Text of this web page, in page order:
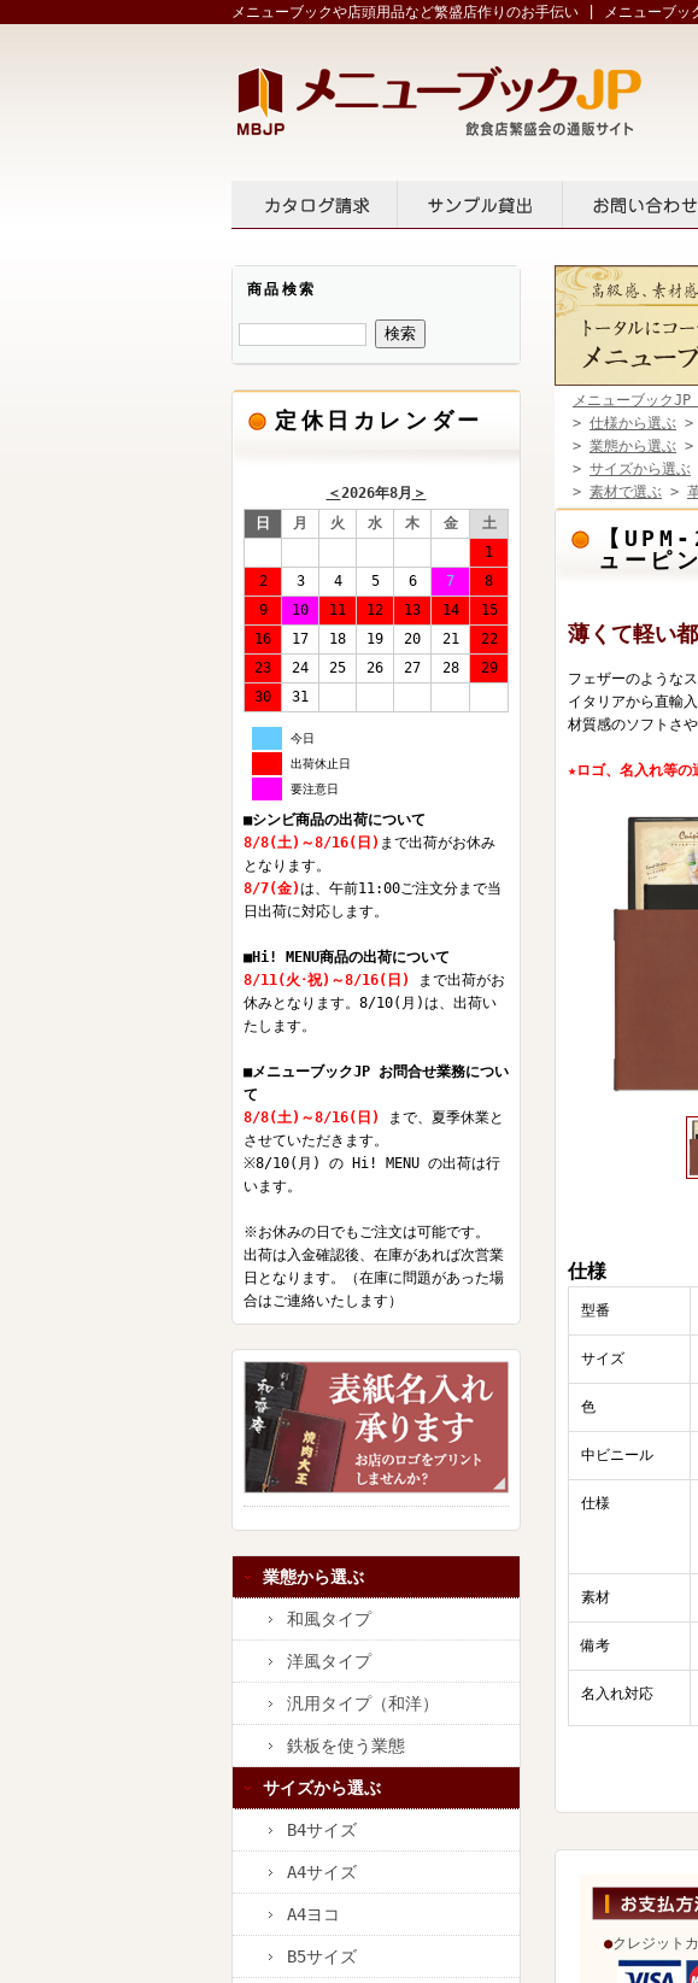
メニューブックや店頭用品など繁盛店作りのお手伝い | メニューブッ
商品検索
定休日カレンダー
＜2026年8月 ＞
日
月 火 水 木 金
土
1
2
3 4 5 6 7
8
9
10 11 12 13 14
15
16
17 18 19 20 21
22
23
24 25 26 27 28
29
30
31
今日
出荷休止日
要注意日
■シンビ商品の出荷について
8/8(土)～8/16(日) まで出荷がお休み
となります。
8/7(金)は、午前11:00ご注文分まで当
日出荷に対応します。
■Hi! MENU商品の出荷について
8/11(火･祝)～8/16(日)
まで出荷がお
休みとなります。8/10(月)は、出荷い
たします。
■メニューブックJP お問合せ業務につい
て
8/8(土)～8/16(日)
まで、夏季休業と
させていただきます。
※8/10(月) の Hi! MENU の出荷は行
います。
※お休みの日でもご注文は可能です。
出荷は入金確認後、在庫があれば次営業
日となります。（在庫に問題があった場
合はご連絡いたします）
業態から選ぶ
和風タイプ
洋風タイプ
汎用タイプ（和洋）
鉄板を使う業態
サイズから選ぶ
B4サイズ
A4サイズ
A4ヨコ
B5サイズ
メニューブックJP
> 仕様から選ぶ >
> 業態から選ぶ >
> サイズから選ぶ
> 素材で選ぶ >
【
ューピン
薄くて軽い
フェザーのような
イタリアから直輸
材質感のソフトさ
★ロゴ、名入れ等
仕様
型番
サイズ
色
中ビニール
仕様
素材
備考
名入れ対応
●クレジット